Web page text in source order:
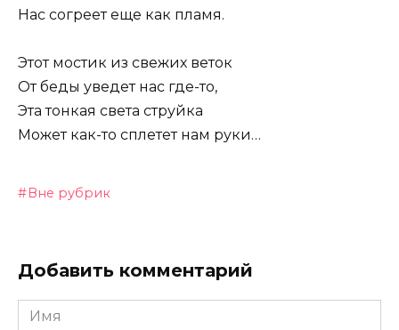
Нас согреет еще как пламя.
Этот мостик из свежих веток
От беды уведет нас где-то,
Эта тонкая света струйка
Может как-то сплетет нам руки…
Вне рубрик
Добавить комментарий
Имя